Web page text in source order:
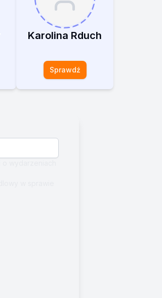
Karolina Rduch
Sprawdź